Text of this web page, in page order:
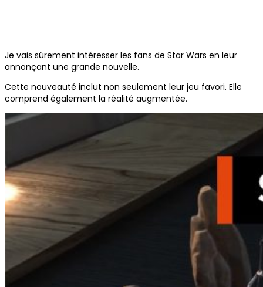
Je vais sûrement intéresser les fans de Star Wars en leur
annonçant une grande nouvelle.
Cette nouveauté inclut non seulement leur jeu favori. Elle
comprend également la réalité augmentée.